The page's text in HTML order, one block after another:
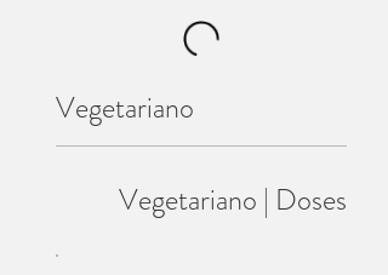
Vegetariano
Vegetariano | Doses